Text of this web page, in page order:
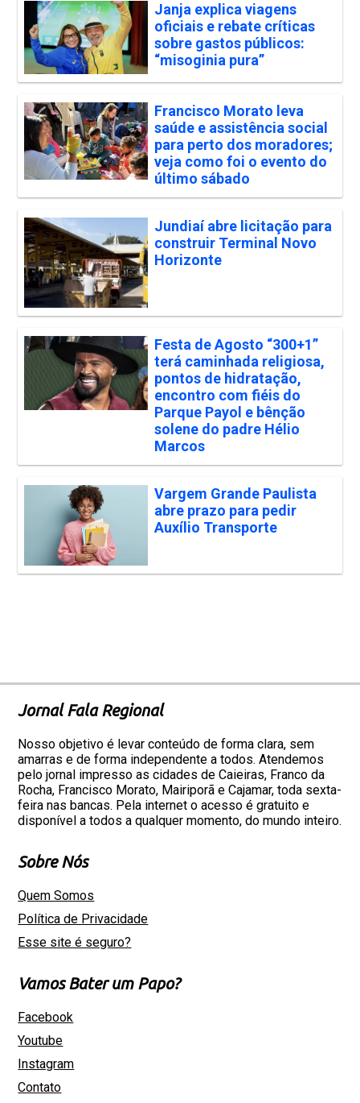
Janja explica viagens
oficiais e rebate críticas
sobre gastos públicos:
“misoginia pura”
Francisco Morato leva
saúde e assistência social
para perto dos moradores;
veja como foi o evento do
último sábado
Jundiaí abre licitação para
construir Terminal Novo
Horizonte
Festa de Agosto “300+1”
terá caminhada religiosa,
pontos de hidratação,
encontro com fiéis do
Parque Payol e bênção
solene do padre Hélio
Marcos
Vargem Grande Paulista
abre prazo para pedir
Auxílio Transporte
Jornal Fala Regional
Nosso objetivo é levar conteúdo de forma clara, sem
amarras e de forma independente a todos. Atendemos
pelo jornal impresso as cidades de Caieiras, Franco da
Rocha, Francisco Morato, Mairiporã e Cajamar, toda sexta-
feira nas bancas. Pela internet o acesso é gratuito e
disponível a todos a qualquer momento, do mundo inteiro.
Sobre Nós
Quem Somos
Política de Privacidade
Esse site é seguro?
Vamos Bater um Papo?
Facebook
Youtube
Instagram
Contato